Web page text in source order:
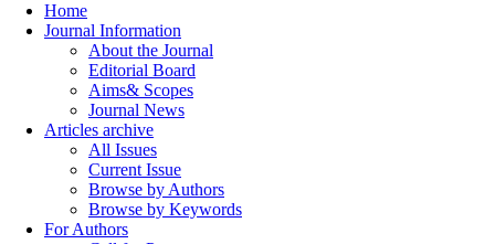
Home
Journal Information
About the Journal
Editorial Board
Aims& Scopes
Journal News
Articles archive
All Issues
Current Issue
Browse by Authors
Browse by Keywords
For Authors